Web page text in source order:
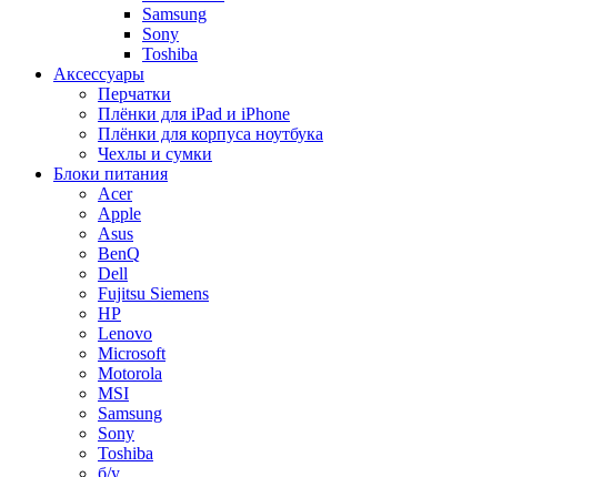
Samsung
Sony
Toshiba
Аксессуары
Перчатки
Плёнки для iPad и iPhone
Плёнки для корпуса ноутбука
Чехлы и сумки
Блоки питания
Acer
Apple
Asus
BenQ
Dell
Fujitsu Siemens
HP
Lenovo
Microsoft
Motorola
MSI
Samsung
Sony
Toshiba
б/у